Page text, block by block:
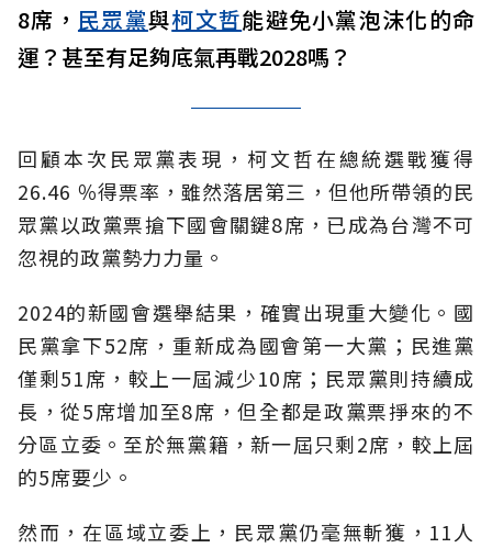
8席， 民眾黨與柯文哲能避免小黨泡沫化的命
運？甚至有足夠底氣再戰2028嗎？
回顧本次民眾黨表現，柯文哲在總統選戰獲得
26.46 ％得票率，雖然落居第三，但他所帶領的民
眾黨以政黨票搶下國會關鍵8席，已成為台灣不可
忽視的政黨勢力力量。
2024的新國會選舉結果，確實出現重大變化。國
民黨拿下52席，重新成為國會第一大黨；民進黨
僅剩51席，較上一屆減少10席；民眾黨則持續成
長，從5席增加至8席，但全都是政黨票掙來的不
分區立委。至於無黨籍，新一屆只剩2席，較上屆
的5席要少。
然而，在區域立委上，民眾黨仍毫無斬獲，11人